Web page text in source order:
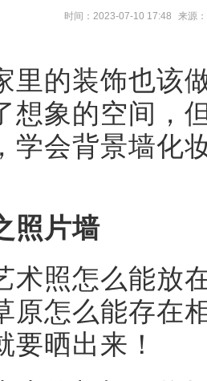
时间：2023-07-10 17:48 来源
里的装饰也该
想象的空间，
学会背景墙化
片墙
照怎么能放在
原怎么能存在
要晒出来！